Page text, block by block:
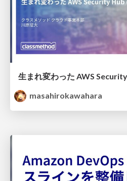
masahirokawahara